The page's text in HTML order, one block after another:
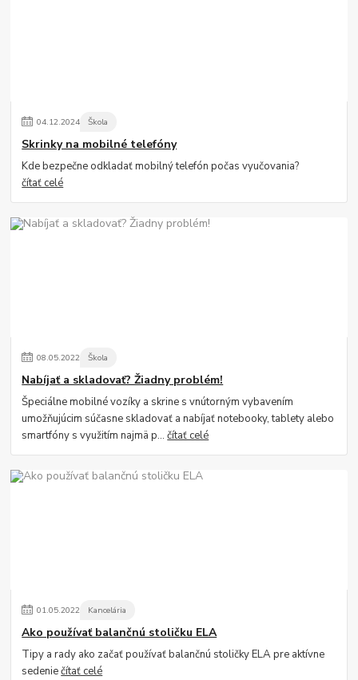
04.12.2024 Škola
Skrinky na mobilné telefóny
Kde bezpečne odkladať mobilný telefón počas vyučovania?
čítať celé
08.05.2022 Škola
Nabíjať a skladovať? Žiadny problém!
Špeciálne mobilné vozíky a skrine s vnútorným vybavením
umožňujúcim súčasne skladovať a nabíjať notebooky, tablety alebo
smartfóny s využitím najmä p...čítať celé
01.05.2022 Kancelária
Ako používať balančnú stoličku ELA
Tipy a rady ako začať používať balančnú stoličky ELA pre aktívne
sedeniečítať celé